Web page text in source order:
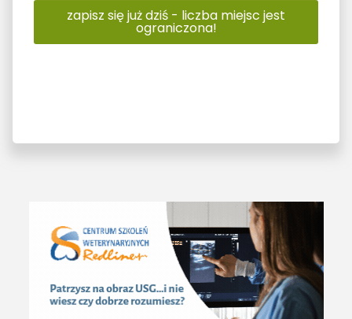
zapisz się już dziś - liczba miejsc jest
ograniczona!